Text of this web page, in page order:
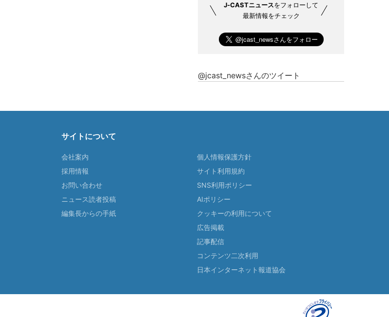
J-CASTニュースをフォローして
最新情報をチェック
@jcast_newsさんのツイート
サイトについて
会社案内
採用情報
お問い合わせ
ニュース読者投稿
編集長からの手紙
個人情報保護方針
サイト利用規約
SNS利用ポリシー
AIポリシー
クッキーの利用について
広告掲載
記事配信
コンテンツ二次利用
日本インターネット報道協会